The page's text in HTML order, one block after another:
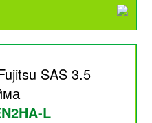
SAS 3.5
L